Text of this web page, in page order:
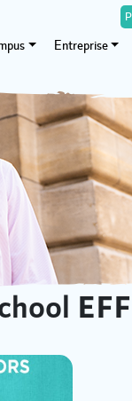
Entreprise